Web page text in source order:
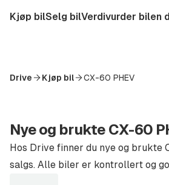
tilKjøp bilSelg bilVerdivurder bilen
Drive Kjøp bil CX-60 PHEV
Nye og brukte CX-60
Hos Drive finner du nye og brukte
salgs. Alle biler er kontrollert og